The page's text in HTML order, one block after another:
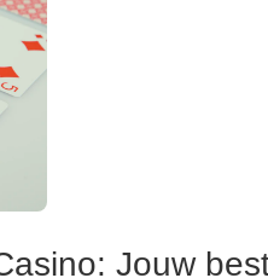
Jouw